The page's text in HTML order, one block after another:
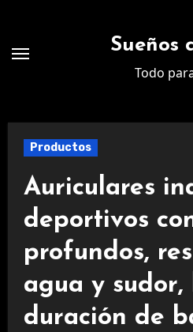
contenido
Sueños
Todo
Productos
Auriculares
deportivos
profundos,
agua y sudor,
duración de